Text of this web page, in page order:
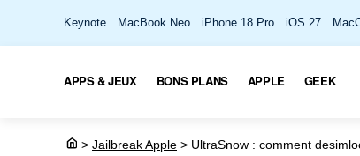
Keynote MacBook Neo iPhone 18 Pro iOS 27
APPS & JEUX BONS PLANS APPLE GEEK
> Jailbreak Apple > UltraSnow : comment